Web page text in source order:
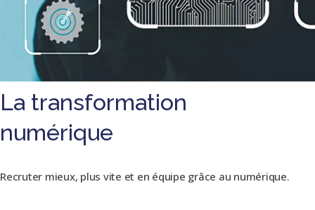
La transformation
numérique
Recruter mieux, plus vite et en équipe grâce au numérique.